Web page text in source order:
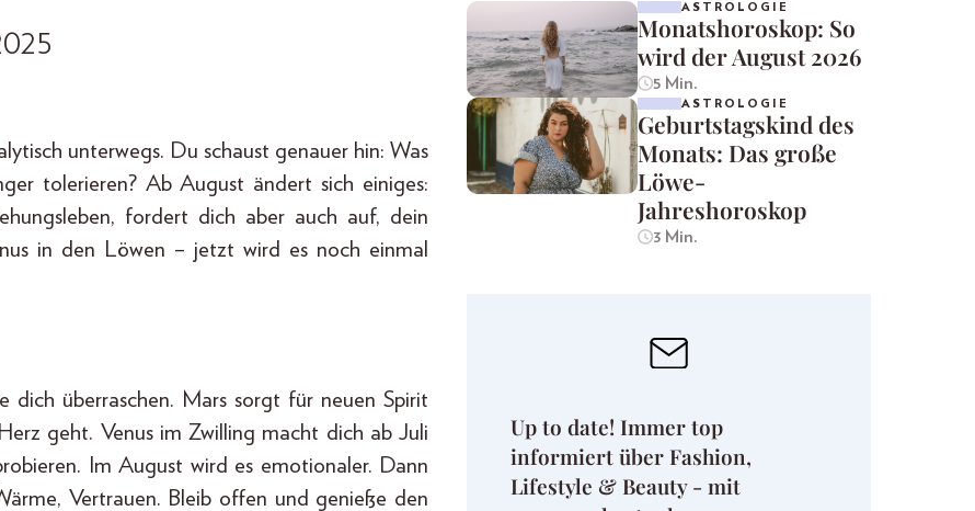
unterwegs. Du schaust genauer hin: Was
tolerieren? Ab August ändert sich einiges:
fordert dich aber auch auf, dein
in den Löwen – jetzt wird es noch einmal
überraschen. Mars sorgt für neuen Spirit
geht. Venus im Zwilling macht dich ab Juli
Im August wird es emotionaler. Dann
Vertrauen. Bleib offen und genieße den
ASTROLOGIE
Monatshoroskop: So
wird der August 2026
5 Min.
ASTROLOGIE
Geburtstagskind des
Monats: Das große
Löwe-
Jahreshoroskop
3 Min.
Up to date! Immer top
informiert über Fashion,
Lifestyle & Beauty - mit